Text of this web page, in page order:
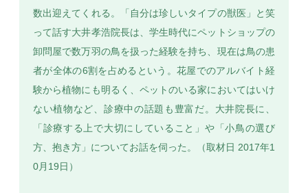
数出迎えてくれる。「自分は珍しいタイプの獣医」と笑
って話す大井孝浩院長は、学生時代にペットショップの
卸問屋で数万羽の鳥を扱った経験を持ち、現在は鳥の患
者が全体の6割を占めるという。花屋でのアルバイト経
験から植物にも明るく、ペットのいる家においてはいけ
ない植物など、診療中の話題も豊富だ。大井院長に、
「診療する上で大切にしていること」や「小鳥の選び
方、抱き方」についてお話を伺った。（取材日 2017年1
0月19日）